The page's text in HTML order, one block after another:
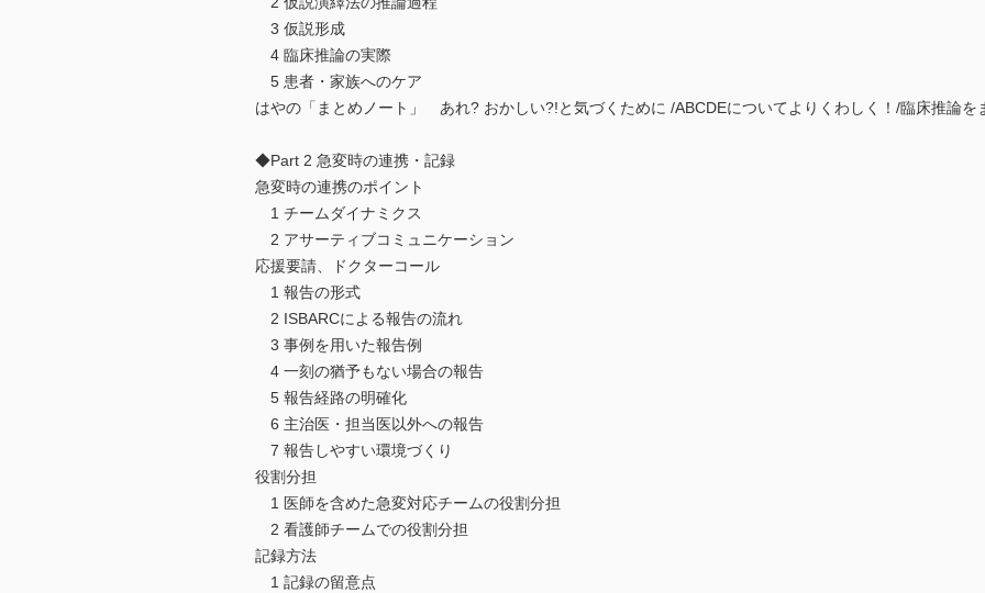
3 仮説形成
4 臨床推論の実際
5 患者・家族へのケア
はやの「まとめノート」 あれ? おかしい?!と気づくために /ABCDEについてよりくわしく！/臨床推論を
◆Part 2 急変時の連携・記録
急変時の連携のポイント
1 チームダイナミクス
2 アサーティブコミュニケーション
応援要請、ドクターコール
1 報告の形式
2 ISBARCによる報告の流れ
3 事例を用いた報告例
4 一刻の猶予もない場合の報告
5 報告経路の明確化
6 主治医・担当医以外への報告
7 報告しやすい環境づくり
役割分担
1 医師を含めた急変対応チームの役割分担
2 看護師チームでの役割分担
記録方法
1 記録の留意点